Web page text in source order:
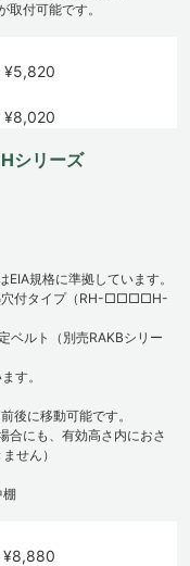
付可能です。
シリーズ
規格に準拠しています。
付タイプ（RH-□□□□H-
ベルト（別売RAKBシリー
す。
後に移動可能です。
合にも、有効高さ内におさ
せん）